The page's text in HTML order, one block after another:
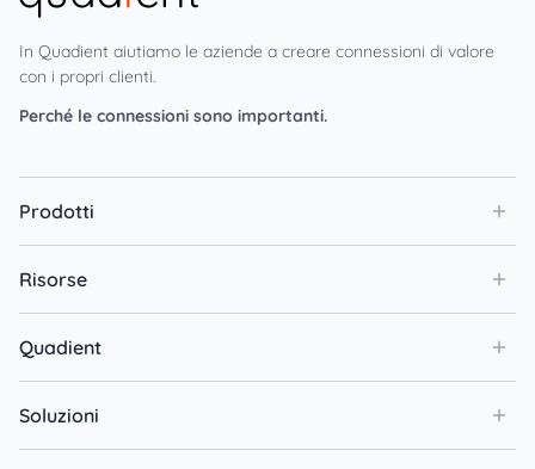
In Quadient aiutiamo le aziende a creare connessioni di valore
con i propri clienti.
Perché le connessioni sono importanti.
Prodotti
Risorse
Quadient
Soluzioni